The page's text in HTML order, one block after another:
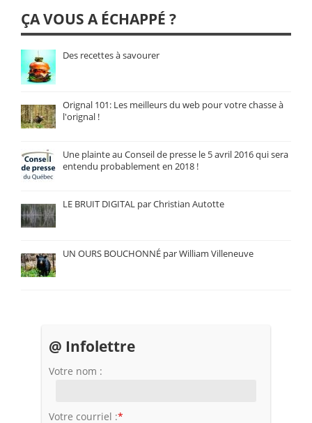
ÇA VOUS A ÉCHAPPÉ ?
Des recettes à savourer
Orignal 101: Les meilleurs du web pour votre chasse à
l'orignal !
Une plainte au Conseil de presse le 5 avril 2016 qui sera
entendu probablement en 2018 !
LE BRUIT DIGITAL par Christian Autotte
UN OURS BOUCHONNÉ par William Villeneuve
@ Infolettre
Votre nom :
Votre courriel :*